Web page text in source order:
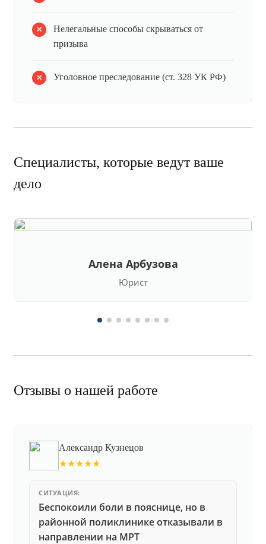
Нелегальные способы скрываться от
призыва
Уголовное преследование (ст. 328 УК РФ)
Специалисты, которые ведут ваше
дело
Алена Арбузова
Юрист
Отзывы о нашей работе
Александр Кузнецов
★★★★★
СИТУАЦИЯ:
Беспокоили боли в пояснице, но в
районной поликлинике отказывали в
направлении на МРТ